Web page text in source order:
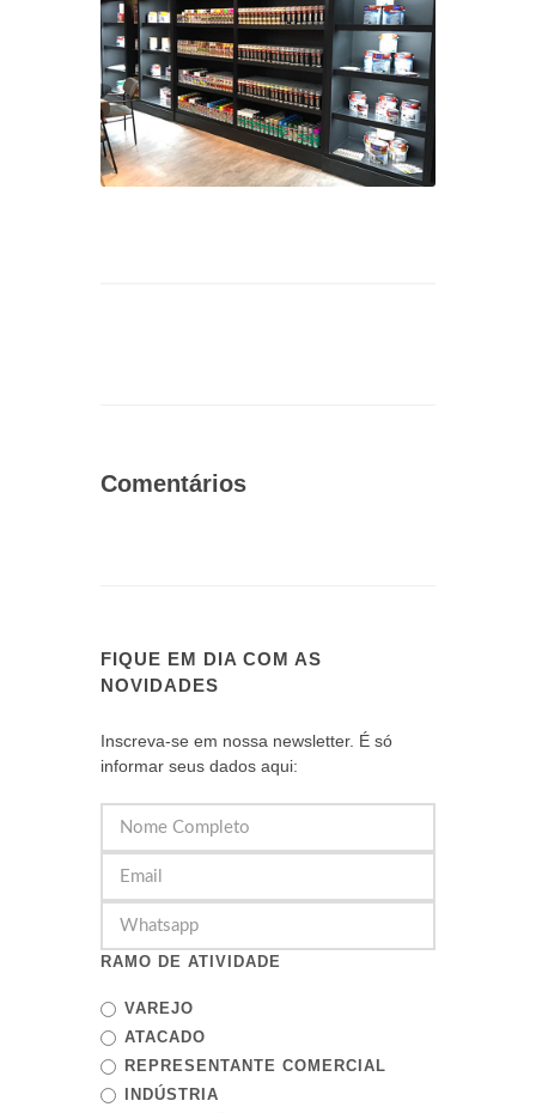
Comentários
FIQUE EM DIA COM AS
NOVIDADES
Inscreva-se em nossa newsletter. É só
informar seus dados aqui:
RAMO DE ATIVIDADE
VAREJO
ATACADO
REPRESENTANTE COMERCIAL
INDÚSTRIA